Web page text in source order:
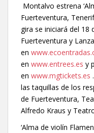
Montalvo estrena
Fuerteventura,
gira se iniciará del 18
Fuerteventura y
en
en www.entrees.es y
en www.mgtickets.es
las taquillas de los
de Fuerteventura,
Alfredo Kraus y
‘Alma de violín